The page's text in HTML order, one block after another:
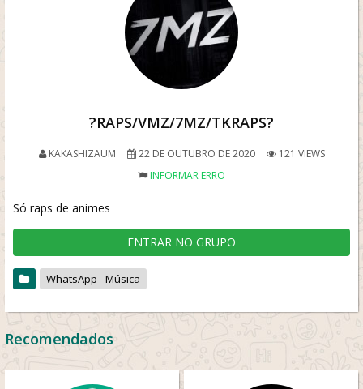
?RAPS/VMZ/7MZ/TKRAPS?
KAKASHIZAUM 22 DE OUTUBRO DE 2020
121 VIEWS
INFORMAR ERRO
Só raps de animes
ENTRAR NO GRUPO
WhatsApp - Música
Recomendados